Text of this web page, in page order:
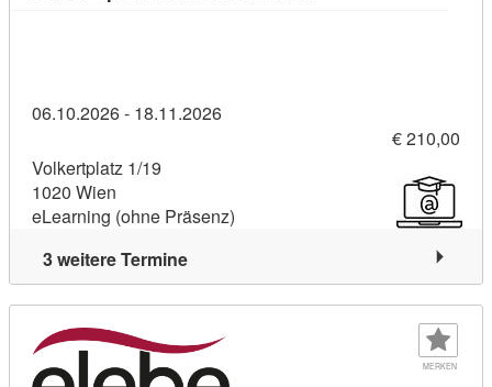
06.10.2026 - 18.11.2026
€ 210,00
Volkertplatz 1/19
1020 Wien
eLearning (ohne Präsenz)
3 weitere Termine
MERKEN